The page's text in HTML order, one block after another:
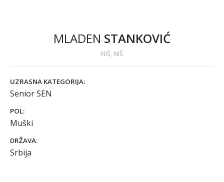
MLADEN STANKOVIĆ
NIŠ, NIŠ
UZRASNA KATEGORIJA:
Senior SEN
POL:
Muški
DRŽAVA:
Srbija